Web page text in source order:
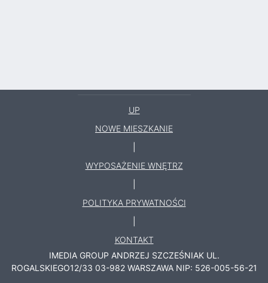
UP
NOWE MIESZKANIE
WYPOSAŻENIE WNĘTRZ
POLITYKA PRYWATNOŚCI
KONTAKT
IMEDIA GROUP ANDRZEJ SZCZEŚNIAK UL.
ROGALSKIEGO12/33 03-982 WARSZAWA NIP: 526-005-56-21